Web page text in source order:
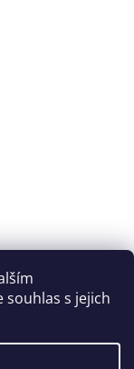
s jejich